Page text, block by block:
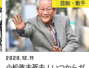
芸能・歌手
2020.12.11